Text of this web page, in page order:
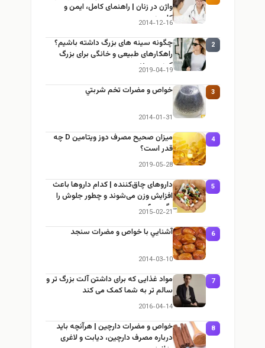
واژن در زنان | راهنمای کامل، ایمن و
کاربردی
2014-12-16
2
چگونه سینه های بزرگ داشته باشیم؟
راهکارهای طبیعی و خانگی برای بزرگ
کردن سینه
2019-04-19
3 خواص و مضرات تخم شربتي
2014-01-31
4
میزان صحیح مصرف دوز ویتامین D چه
قدر است؟
2019-05-28
5
داروهای چاق‌کننده | کدام داروها باعث
افزایش وزن می‌شوند و چطور جلوش را
بگیریم؟
2015-02-21
6 آشنايي با خواص و مضرات سنجد
2014-03-10
7
مواد غذایی که برای داشتن آلت بزرگ تر و
سالم تر به شما کمک می کند
2016-04-14
8
خواص و مضرات دارچین | هرآنچه باید
درباره مصرف دارچین، دیابت و لاغری